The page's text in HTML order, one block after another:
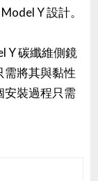
Y 設計。
Y 碳纖維側鏡
需將其與黏性
安裝過程只需